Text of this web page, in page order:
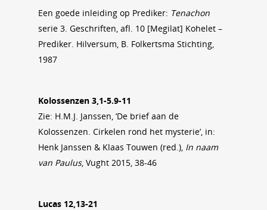
Een goede inleiding op Prediker: Tenachon
serie 3. Geschriften, afl. 10 [Megilat] Kohelet –
Prediker. Hilversum, B. Folkertsma Stichting,
1987
Kolossenzen 3,1-5.9-11
Zie: H.M.J. Janssen, ‘De brief aan de
Kolossenzen. Cirkelen rond het mysterie’, in:
Henk Janssen & Klaas Touwen (red.), In naam
van Paulus, Vught 2015, 38-46
Lucas 12,13-21